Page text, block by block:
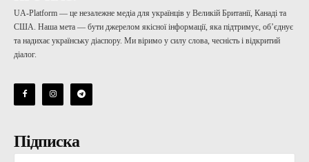
UA-Platform — це незалежне медіа для українців у Великій Британії, Канаді та
США. Наша мета — бути джерелом якісної інформації, яка підтримує, об’єднує
та надихає українську діаспору. Ми віримо у силу слова, чесність і відкритий
діалог.
Підписка